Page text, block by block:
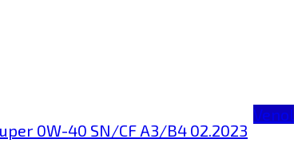
Venol
0W-40 SN/CF A3/B4 02.2023